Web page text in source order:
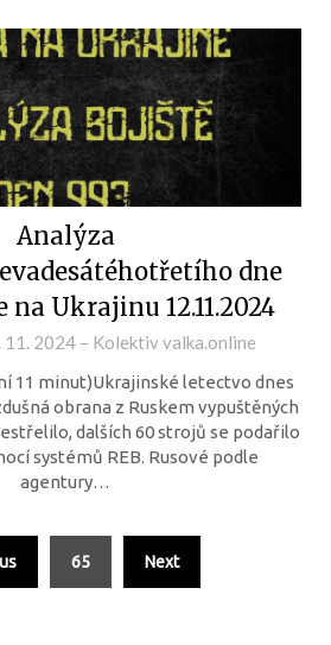
Analýza
dne
Ukrajinu 12.11.2024
11. 2024 – Kolektiv valka.online
11 minut)Ukrajinské letectvo dnes
obrana z Ruskem vypuštěných
dalších 60 strojů se podařilo
systémů REB. Rusové podle
agentury…
65 Next